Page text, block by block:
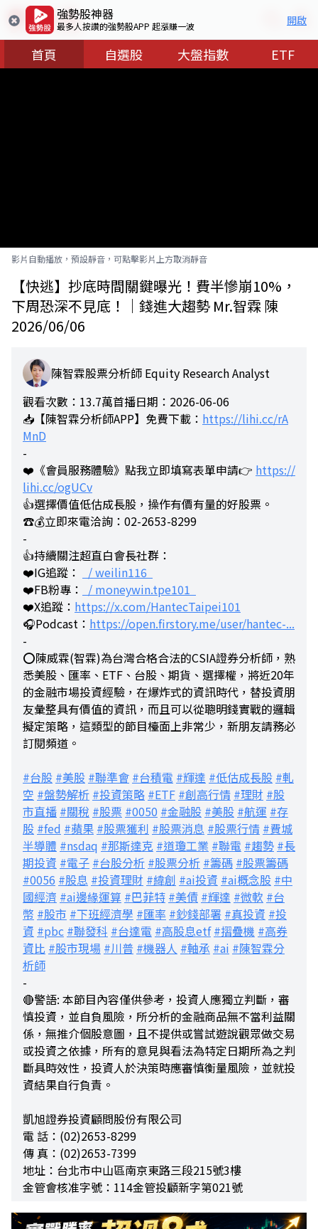
強勢股神器
最多人按讚的強勢股APP 起漲賺一波 開啟
首頁 自選股 大盤指數 ETF
影片自動播放，預設靜音，可點擊影片上方取消靜音
【快逃】抄底時間關鍵曝光！費半慘崩10%，
下周恐深不見底！｜錢進大趨勢 Mr.智霖 陳
2026/06/06
陳智霖股票分析師 Equity Research Analyst
觀看次數：13.7萬首播日期：2026-06-06
📥【陳智霖分析師APP】免費下載： https://lihi.cc/rA
MnD
-
❤️《會員服務體驗》點我立即填寫表單申請👉 https://
lihi.cc/ogUCv
👍選擇價值低估成長股，操作有價有量的好股票。
☎️💰立即來電洽詢：02-2653-8299
-
👍持續關注超直白會長社群：
❤️IG追蹤：
/ weilin116
❤️FB粉專：
/ moneywin.tpe101
❤️X追蹤： https://x.com/HantecTaipei101
🎧Podcast： https://open.firstory.me/user/hantec-...
-
⭕陳威霖(智霖)為台灣合格合法的CSIA證券分析師，熟
悉美股、匯率、ETF、台股、期貨、選擇權，將近20年
的金融市場投資經驗，在爆炸式的資訊時代，替投資朋
友彙整具有價值的資訊，而且可以從聰明錢實戰的邏輯
擬定策略，這類型的節目檯面上非常少，新朋友請務必
訂閱頻道。
#台股 #美股 #聯準會 #台積電 #輝達 #低估成長股 #軋
空 #盤勢解析 #投資策略 #ETF #創高行情 #理財 #股
市直播 #關稅 #股票 #0050 #金融股 #美股 #航運 #存
股 #fed #蘋果 #股票獲利 #股票消息 #股票行情 #費城
半導體 #nsdaq #那斯達克 #道瓊工業 #聯電 #趨勢 #長
期投資 #電子 #台股分析 #股票分析 #籌碼 #股票籌碼
#0056 #股息 #投資理財 #緯創 #ai投資 #ai概念股 #中
國經濟 #ai邊緣運算 #巴菲特 #美債 #輝達 #微軟 #台
幣 #股市 #下班經濟學 #匯率 #鈔錢部署 #真投資 #投
資 #pbc #聯發科 #台達電 #高股息etf #摺疊機 #高券
資比 #股市現場 #川普 #機器人 #軸承 #ai #陳智霖分
析師
-
🔴警語: 本節目內容僅供參考，投資人應獨立判斷，審
慎投資，並自負風險，所分析的金融商品無不當利益關
係，無推介個股意圖，且不提供或嘗試遊說觀眾做交易
或投資之依據，所有的意見與看法為特定日期所為之判
斷具時效性，投資人於決策時應審慎衡量風險，並就投
資結果自行負責。
凱旭證券投資顧問股份有限公司
電 話：(02)2653-8299
傳 真：(02)2653-7399
地址：台北市中山區南京東路三段215號3樓
金管會核准字號：114金管投顧新字第021號